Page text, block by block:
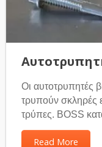
Οι αυτοτρυπητές
τρυπούν σκληρές
τρύπες. BOSS
Read More